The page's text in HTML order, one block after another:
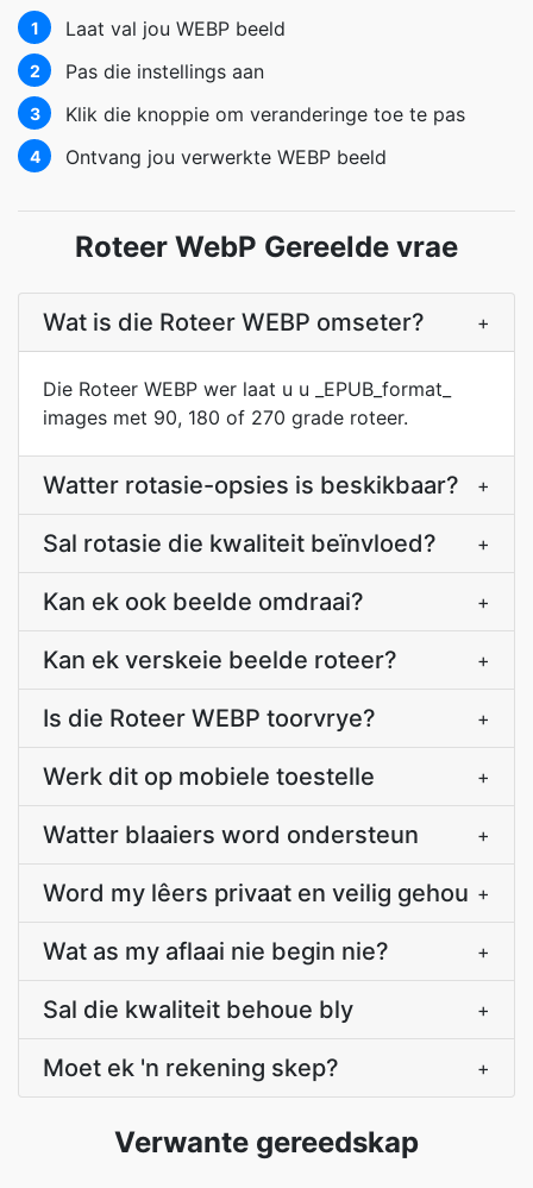
1 Laat val jou WEBP beeld
2 Pas die instellings aan
3 Klik die knoppie om veranderinge toe te pas
4 Ontvang jou verwerkte WEBP beeld
Roteer WebP Gereelde vrae
Wat is die Roteer WEBP omseter? +
Die Roteer WEBP wer laat u u _EPUB_format_
images met 90, 180 of 270 grade roteer.
Watter rotasie-opsies is beskikbaar? +
Sal rotasie die kwaliteit beïnvloed? +
Kan ek ook beelde omdraai? +
Kan ek verskeie beelde roteer? +
Is die Roteer WEBP toorvrye? +
Werk dit op mobiele toestelle +
Watter blaaiers word ondersteun +
Word my lêers privaat en veilig gehou +
Wat as my aflaai nie begin nie? +
Sal die kwaliteit behoue bly +
Moet ek 'n rekening skep? +
Verwante gereedskap